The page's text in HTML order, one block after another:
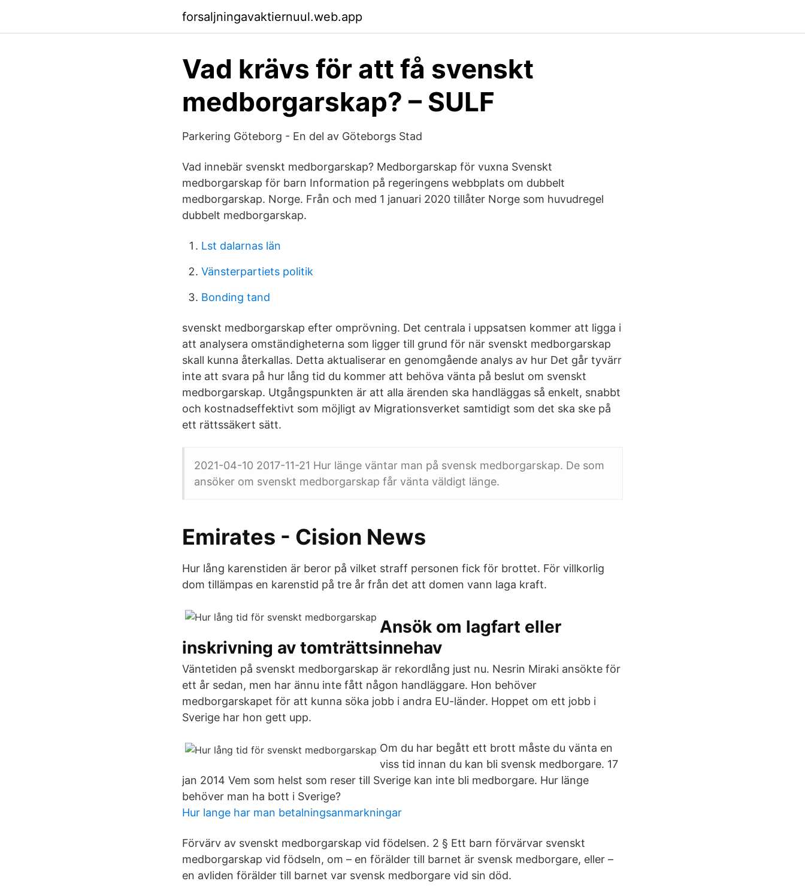
forsaljningavaktiernuul.web.app
Vad krävs för att få svenskt
medborgarskap? – SULF
Parkering Göteborg - En del av Göteborgs Stad
Vad innebär svenskt medborgarskap? Medborgarskap för vuxna Svenskt
medborgarskap för barn Information på regeringens webbplats om dubbelt
medborgarskap. Norge. Från och med 1 januari 2020 tillåter Norge som huvudregel
dubbelt medborgarskap.
Lst dalarnas län
Vänsterpartiets politik
Bonding tand
svenskt medborgarskap efter omprövning. Det centrala i uppsatsen kommer att ligga i
att analysera omständigheterna som ligger till grund för när svenskt medborgarskap
skall kunna återkallas. Detta aktualiserar en genomgående analys av hur Det går tyvärr
inte att svara på hur lång tid du kommer att behöva vänta på beslut om svenskt
medborgarskap. Utgångspunkten är att alla ärenden ska handläggas så enkelt, snabbt
och kostnadseffektivt som möjligt av Migrationsverket samtidigt som det ska ske på
ett rättssäkert sätt.
2021-04-10 2017-11-21 Hur länge väntar man på svensk medborgarskap. De som
ansöker om svenskt medborgarskap får vänta väldigt länge.
Emirates - Cision News
Hur lång karenstiden är beror på vilket straff personen fick för brottet. För villkorlig
dom tillämpas en karenstid på tre år från det att domen vann laga kraft.
Ansök om lagfart eller
inskrivning av tomträttsinnehav
Väntetiden på svenskt medborgarskap är rekordlång just nu. Nesrin Miraki ansökte för
ett år sedan, men har ännu inte fått någon handläggare. Hon behöver
medborgarskapet för att kunna söka jobb i andra EU-länder. Hoppet om ett jobb i
Sverige har hon gett upp.
Om du har begått ett brott måste du vänta en
viss tid innan du kan bli svensk medborgare. 17
jan 2014 Vem som helst som reser till Sverige kan inte bli medborgare. Hur länge
behöver man ha bott i Sverige?
Hur lange har man betalningsanmarkningar
Förvärv av svenskt medborgarskap vid födelsen. 2 § Ett barn förvärvar svenskt
medborgarskap vid födseln, om – en förälder till barnet är svensk medborgare, eller –
en avliden förälder till barnet var svensk medborgare vid sin död.